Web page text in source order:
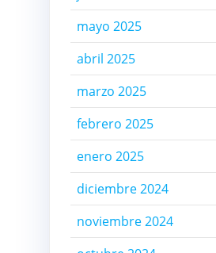
mayo 2025
abril 2025
marzo 2025
febrero 2025
enero 2025
diciembre 2024
noviembre 2024